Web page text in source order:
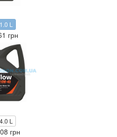
1.0 L
грн
4.0 L
грн